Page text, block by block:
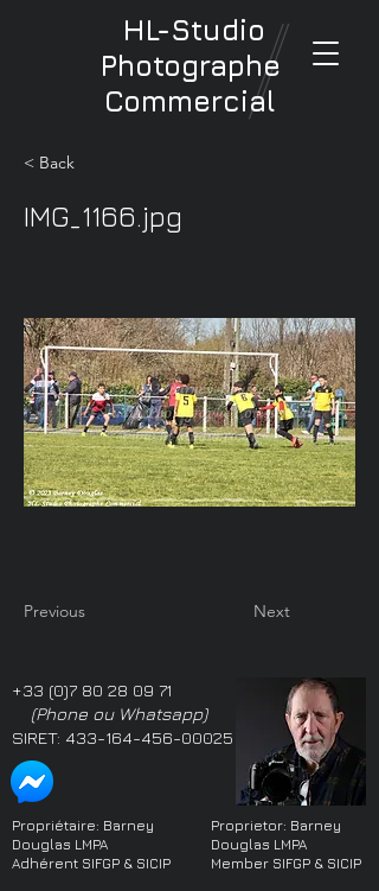
HL-Studio
Photographe
Commercial
< Back
IMG_1166.jpg
Previous Next
+33 (0)7 80 28 09 71
(Phone ou Whatsapp)
SIRET: 433-164-456-00025
Propriétaire: Barney
Douglas LMPA
Adhérent SIFGP & SICIP
Proprietor: Barney
Douglas LMPA
Member SIFGP & SICIP